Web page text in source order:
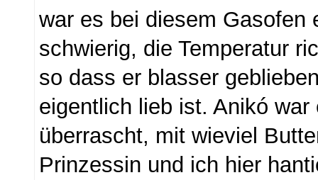
war es bei diesem Gasofen
schwierig, die Temperatur
so dass er blasser
eigentlich lieb ist. Anikó war
überrascht, mit wieviel
Prinzessin und ich hier